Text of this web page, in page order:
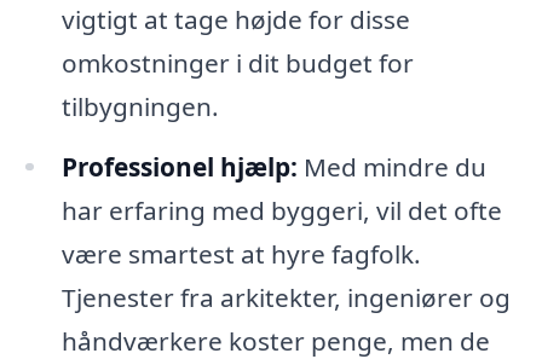
vigtigt at tage højde for disse
omkostninger i dit budget for
tilbygningen.
Professionel hjælp: Med mindre du
har erfaring med byggeri, vil det ofte
være smartest at hyre fagfolk.
Tjenester fra arkitekter, ingeniører og
håndværkere koster penge, men de